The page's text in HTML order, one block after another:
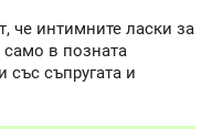
че интимните ласки за
само в позната
със съпругата и